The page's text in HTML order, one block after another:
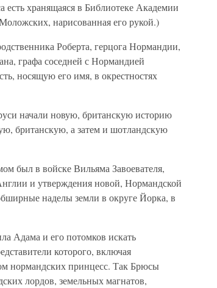
хранящаяся в Библиотеке Академии
нарисованная его рукой.)
Роберта, герцога Нормандии,
графа соседней с Нормандией
носящую его имя, в окрестностях
начали новую, британскую историю
британскую, а затем и шотландскую
был в войске Вильяма Завоевателя,
и утверждения новой, Нормандской
наделы земли в округе Йорка, в
Адама и его потомков искать
которого, включая
нормандских принцесс. Так Брюсы
лордов, земельных магнатов,